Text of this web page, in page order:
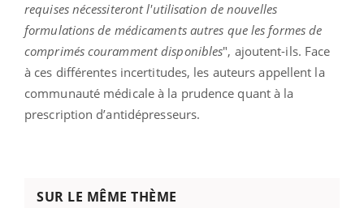
requises nécessiteront l'utilisation de nouvelles
formulations de médicaments autres que les formes de
comprimés couramment disponibles", ajoutent-ils. Face
à ces différentes incertitudes, les auteurs appellent la
communauté médicale à la prudence quant à la
prescription d’antidépresseurs.
SUR LE MÊME THÈME